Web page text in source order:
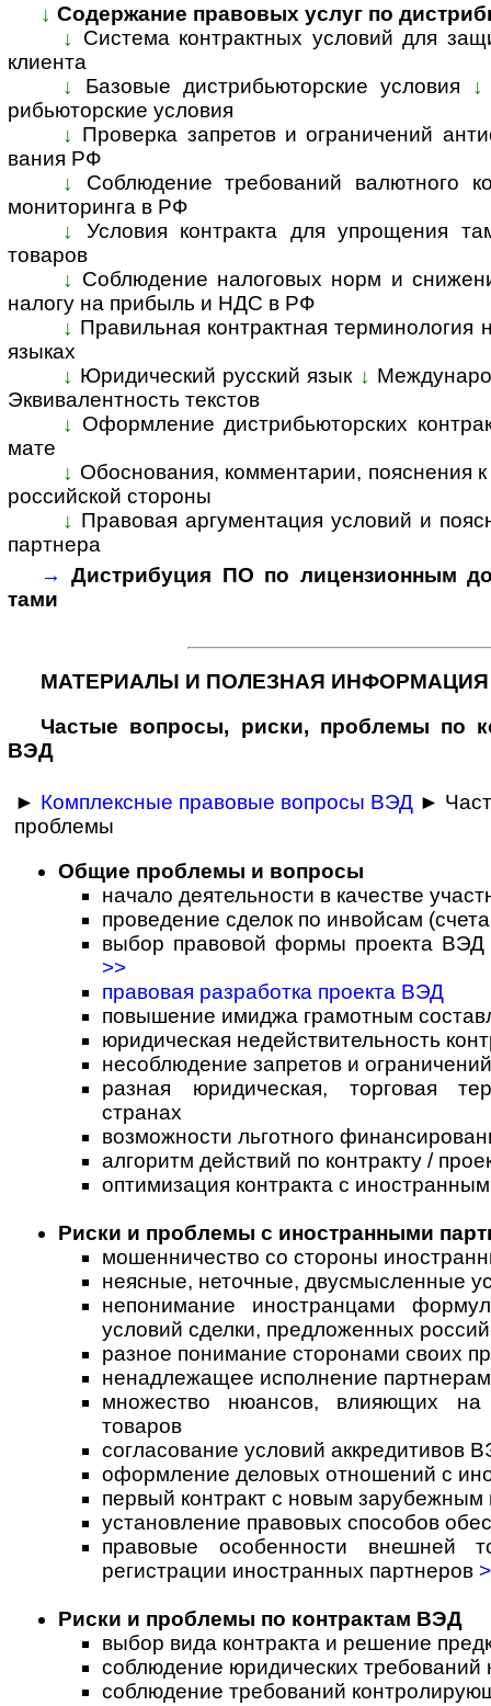
↓ Содержание правовых услуг по
↓
Система контрактных условий для
кли­ента
↓
Базовые дистрибьюторские условия
↓
рибь­ю­тор­ские ус­ло­вия
↓ Проверка запретов и ограничений
ва­ния РФ
↓
Соблюдение требований валютного
мони­то­ри­нга в РФ
↓
Условия контракта для упрощения
това­ров
↓ Соблюдение налоговых норм и
налогу на при­быль и НДС в РФ
↓ Правильная контрактная терминология
язы­ках
↓ Юридический русский язык ↓
Эк­ви­ва­лент­ность тек­с­тов
↓ Оформление дистрибьюторских
мате
↓ Обоснования, комментарии, пояснения к
рос­сий­ской сто­роны
↓ Правовая аргументация условий и
парт­нера
→
Дистрибуция ПО по лицензионным
тами
МАТЕРИАЛЫ И ПОЛЕЗНАЯ ИНФОРМАЦИЯ
Частые вопросы, рис­ки, проблемы по
ВЭД
► Комплексные правовые вопросы ВЭД ►
проблемы
Общие проблемы и вопросы
начало деятельности в качестве
проведение сделок по инвойсам
выбор правовой формы проекта ВЭД
>>
правовая разработка проекта ВЭД
повышение имиджа грамотным
юридическая недействительность
несоблюдение запретов и
разная юридическая, торговая
странах
возможности льготного
алгоритм действий по контракту /
оптимизация контракта с
Риски и проблемы с иностранными
мошенничество со стороны
неясные, неточные, двусмысленные
непонимание иностранцами
условий сделки, предложенных
разное понимание сторонами своих
ненадлежащее исполнение
множество нюансов, влияющих на
товаров
согласование условий аккредитивов
оформление деловых отношений с
первый контракт с новым зарубежным
установление правовых способов
правовые особенности внешней
регистрации иностранных партнеров
Риски и проблемы по контрактам ВЭД
выбор вида контракта и решение
соблюдение юридических требований
соблюдение требований